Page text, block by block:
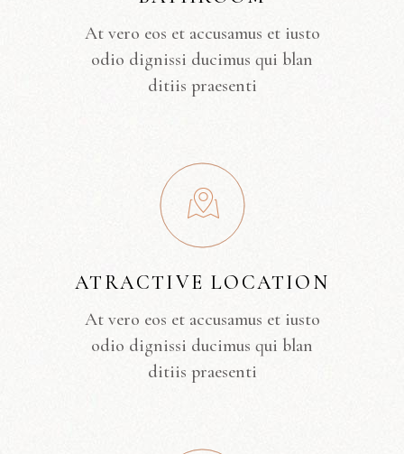
At vero eos et accusamus et iusto
odio dignissi ducimus qui blan
ditiis praesenti
ATRACTIVE LOCATION
At vero eos et accusamus et iusto
odio dignissi ducimus qui blan
ditiis praesenti